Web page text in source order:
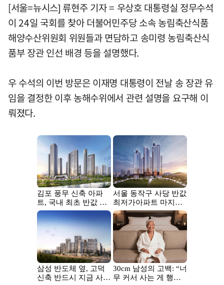
[서울=뉴시스] 류현주 기자 = 우상호 대통령실 정무수석
이 24일 국회를 찾아 더불어민주당 소속 농림축산식품
해양수산위원회 위원들과 면담하고 송미령 농림축산식
품부 장관 인선 배경 등을 설명했다.
우 수석의 이번 방문은 이재명 대통령이 전날 송 장관 유
임을 결정한 이후 농해수위에서 관련 설명을 요구해 이
뤄졌다.